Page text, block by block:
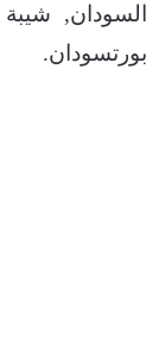
السودان,
بورتسودان.